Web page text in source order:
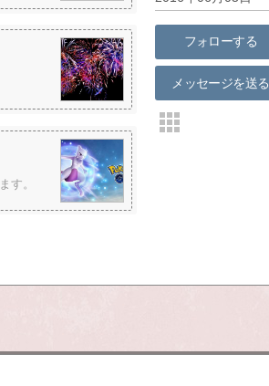
フォローする
メッセージを送る
す。